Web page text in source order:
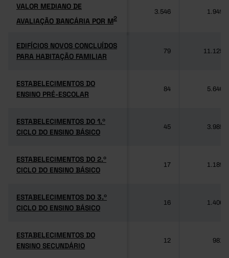
VALOR MEDIANO DE
AVALIAÇÃO BANCÁRIA POR M2
VALOR MEDIANO DE
AVALIAÇÃO BANCÁRIA POR M2
3.546 1.949
EDIFÍCIOS NOVOS CONCLUÍDOS
PARA HABITAÇÃO FAMILIAR
EDIFÍCIOS NOVOS CONCLUÍDOS
PARA HABITAÇÃO FAMILIAR
79 11.125
ESTABELECIMENTOS DO
ENSINO PRÉ-ESCOLAR
ESTABELECIMENTOS DO
ENSINO PRÉ-ESCOLAR
84 5.640
ESTABELECIMENTOS DO 1.º
CICLO DO ENSINO BÁSICO
ESTABELECIMENTOS DO 1.º
CICLO DO ENSINO BÁSICO
45 3.985
ESTABELECIMENTOS DO 2.º
CICLO DO ENSINO BÁSICO
ESTABELECIMENTOS DO 2.º
CICLO DO ENSINO BÁSICO
17 1.189
ESTABELECIMENTOS DO 3.º
CICLO DO ENSINO BÁSICO
ESTABELECIMENTOS DO 3.º
CICLO DO ENSINO BÁSICO
16 1.406
ESTABELECIMENTOS DO
ENSINO SECUNDÁRIO
ESTABELECIMENTOS DO
ENSINO SECUNDÁRIO
12 981